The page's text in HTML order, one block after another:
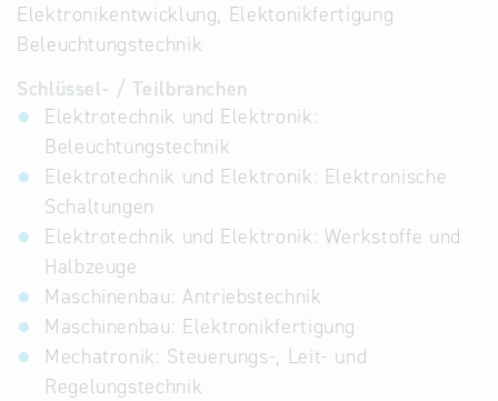
Elektronikentwicklung, Elektonikfertigung
Beleuchtungstechnik
Schlüssel- / Teilbranchen
Elektrotechnik und Elektronik:
Beleuchtungstechnik
Elektrotechnik und Elektronik: Elektronische
Schaltungen
Elektrotechnik und Elektronik: Werkstoffe und
Halbzeuge
Maschinenbau: Antriebstechnik
Maschinenbau: Elektronikfertigung
Mechatronik: Steuerungs-, Leit- und
Regelungstechnik